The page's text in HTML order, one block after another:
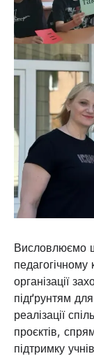
Висловлюємо
організації
підґрунтям
реалізації
проєктів,
підтримку